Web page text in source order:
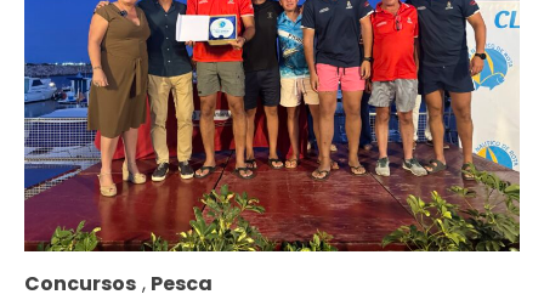
Concursos , Pesca